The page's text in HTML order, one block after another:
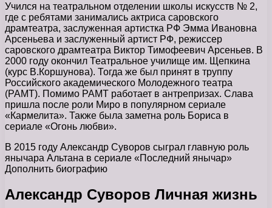
Учился на театральном отделении школы искусств № 2,
где с ребятами занимались актриса саровского
драмтеатра, заслуженная артистка РФ Эмма Ивановна
Арсеньева и заслуженный артист РФ, режиссер
саровского драмтеатра Виктор Тимофеевич Арсеньев. В
2000 году окончил Театральное училище им. Щепкина
(курс В.Коршунова). Тогда же был принят в труппу
Российского академического Молодежного театра
(РАМТ). Помимо РАМТ работает в антрепризах. Слава
пришла после роли Миро в популярном сериале
«Кармелита». Также была заметна роль Бориса в
сериале «Огонь любви».
В 2015 году Александр Суворов сыграл главную роль
янычара Альтана в сериале «Последний янычар»
Дополнить биографию
Александр Суворов Личная жизнь